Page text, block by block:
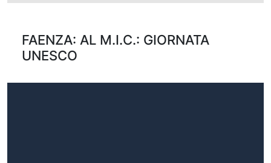
FAENZA: AL M.I.C.: GIORNATA
UNESCO